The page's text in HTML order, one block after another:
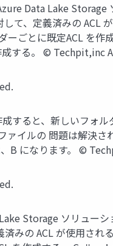
Data Lake
て、定義済みの ACL
ーごとに既定ACL を
成する。 © Techpit,inc
すると、新しいフォ
ァイルの 問題は解決
B になります。 ©
Storage ソリュー
みの ACL が使用さ